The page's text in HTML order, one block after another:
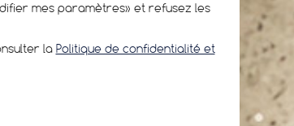
mes paramètres» et refusez les
la Politique de confidentialité et